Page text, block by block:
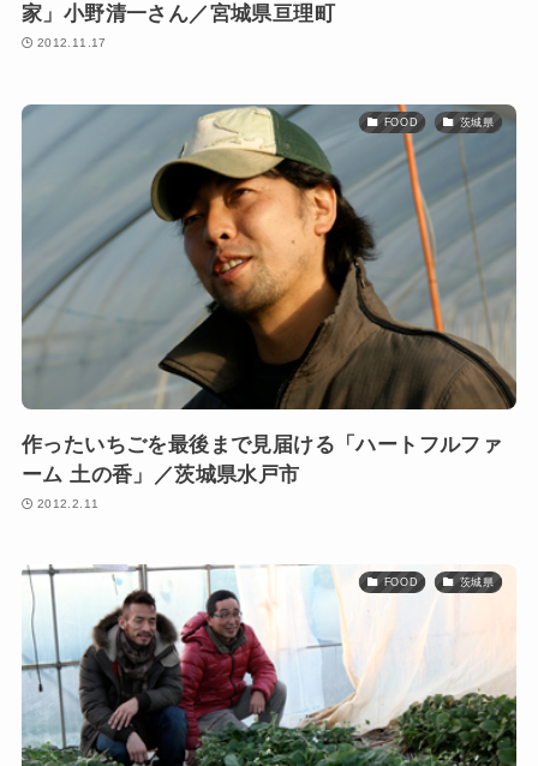
家」小野清一さん／宮城県亘理町
2012.11.17
FOOD 茨城県
作ったいちごを最後まで見届ける「ハートフルファ
ーム 土の香」／茨城県水戸市
2012.2.11
FOOD 茨城県